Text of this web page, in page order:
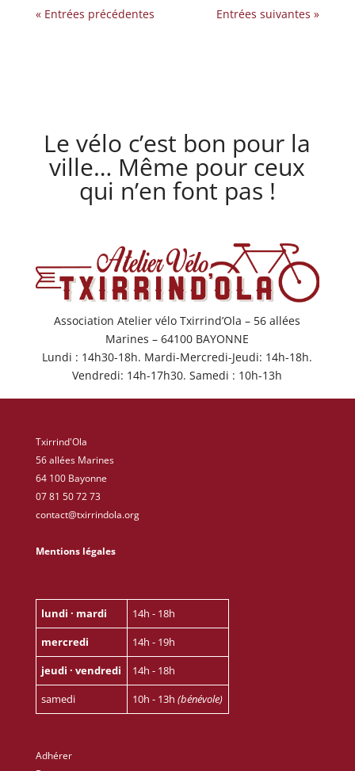
« Entrées précédentes Entrées suivantes »
Le vélo c’est bon pour la
ville… Même pour ceux
qui n’en font pas !
Association Atelier vélo Txirrind’Ola – 56 allées
Marines – 64100 BAYONNE
Lundi : 14h30-18h. Mardi-Mercredi-Jeudi: 14h-18h.
Vendredi: 14h-17h30. Samedi : 10h-13h
Txirrind'Ola
56 allées Marines
64 100 Bayonne
07 81 50 72 73
contact@txirrindola.org
Mentions légales
lundi · mardi
14h - 18h
mercredi
14h - 19h
jeudi · vendredi
14h - 18h
samedi
10h - 13h(bénévole)
Adhérer